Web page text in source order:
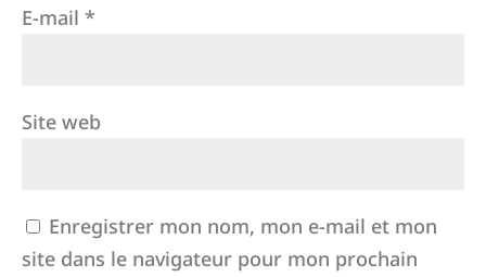
E-mail *
Site web
Enregistrer mon nom, mon e-mail et mon
site dans le navigateur pour mon prochain